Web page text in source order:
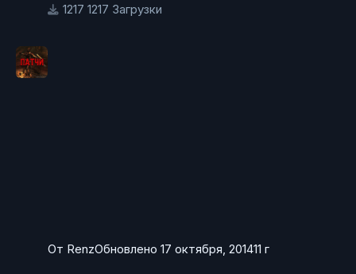
1217 Загрузки
От RenzОбновлено 17 октября, 201411 г